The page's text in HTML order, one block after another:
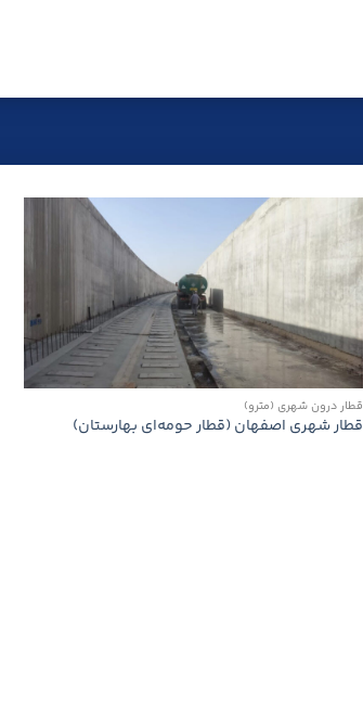
قطار درون شهری (مترو)
قطار شهری اصفهان (قطار حومه‌ای بهارستان)